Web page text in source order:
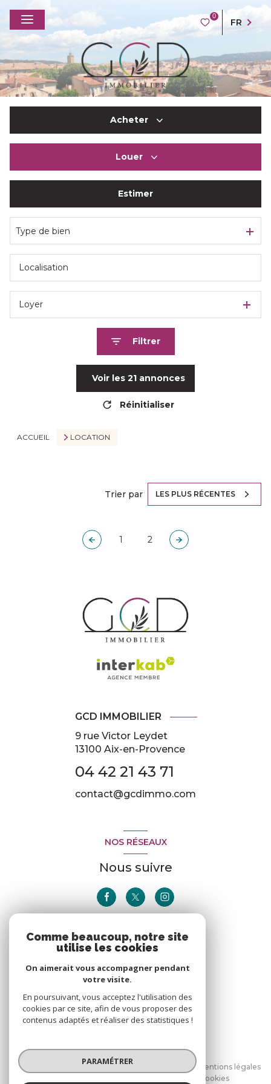
0
FR
Acheter
Du neuf
Louer
De l'immo pro
Estimer
Type de bien
Loyer
Filtrer
Voir les 21 annonces
Réinitialiser
ACCUEIL LOCATION
Trier par LES PLUS RÉCENTES
1 2
GCD IMMOBILIER
9 rue Victor Leydet
13100 Aix-en-Provence
04 42 21 43 71
contact@gcdimmo.com
NOS RÉSEAUX
Nous suivre
ADHÉRENTS
Nous adhérons
© 2026 | Tous droits réservés
Nos honoraires
Nos partenaires
Mentions légales
Cookies
Comme beaucoup, notre site
utilise les cookies
On aimerait vous accompagner pendant
votre visite.
En poursuivant, vous acceptez l'utilisation des
cookies par ce site, afin de vous proposer des
contenus adaptés et réaliser des statistiques !
PARAMÉTRER